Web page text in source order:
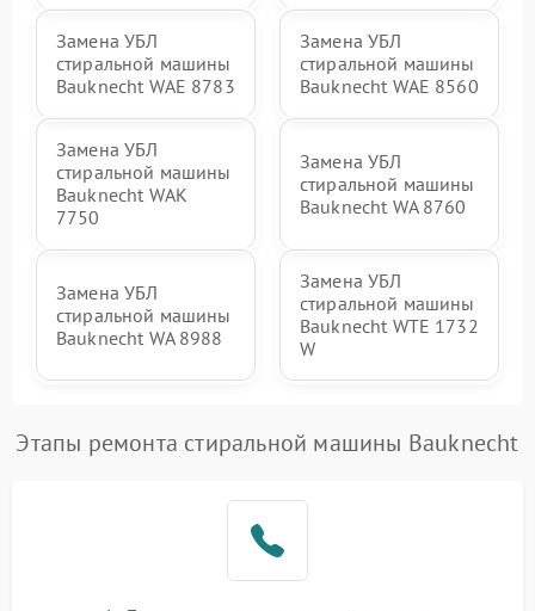
Замена УБЛ
стиральной машины
Bauknecht WAE 8783
Замена УБЛ
стиральной машины
Bauknecht WAE 8560
Замена УБЛ
стиральной машины
Bauknecht WAK
7750
Замена УБЛ
стиральной машины
Bauknecht WA 8760
Замена УБЛ
стиральной машины
Bauknecht WA 8988
Замена УБЛ
стиральной машины
Bauknecht WTE 1732
W
Этапы ремонта стиральной машины Bauknecht